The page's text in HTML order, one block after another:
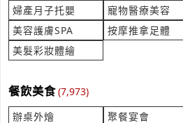
老闆你好，我人在大樹區，是 30 年
前 3 樓有一間浴室的冷水出水量極小
問這部分怎麼處裡比較好收費如何
產業:管道疏通清塔
來自:謝OO 詢價
時間:08/07 14:45
全素奶精粉 產品定位為全素
產業:食品飲品零售
婦產月子托嬰 寵物醫療美容
美容護膚SPA
按摩推拿足體
美髮彩妝體繪
餐飲美食(7,973)
辦桌外燴
聚餐宴會